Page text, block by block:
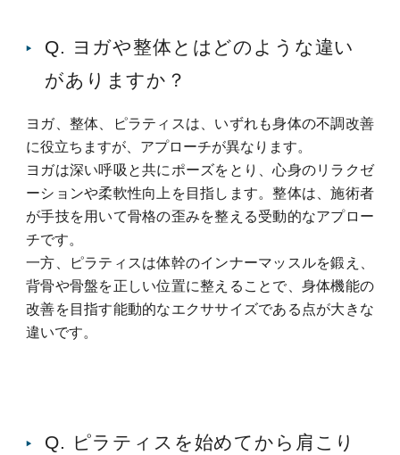
Q. ヨガや整体とはどのような違い
がありますか？
ヨガ、整体、ピラティスは、いずれも身体の不調改善
に役立ちますが、アプローチが異なります。
ヨガは深い呼吸と共にポーズをとり、心身のリラクゼ
ーションや柔軟性向上を目指します。整体は、施術者
が手技を用いて骨格の歪みを整える受動的なアプロー
チです。
一方、ピラティスは体幹のインナーマッスルを鍛え、
背骨や骨盤を正しい位置に整えることで、身体機能の
改善を目指す能動的なエクササイズである点が大きな
違いです。
Q. ピラティスを始めてから肩こり